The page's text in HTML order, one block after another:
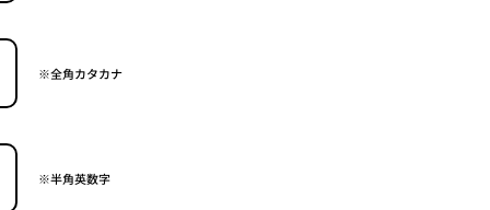
※全角カタカナ
※半角英数字